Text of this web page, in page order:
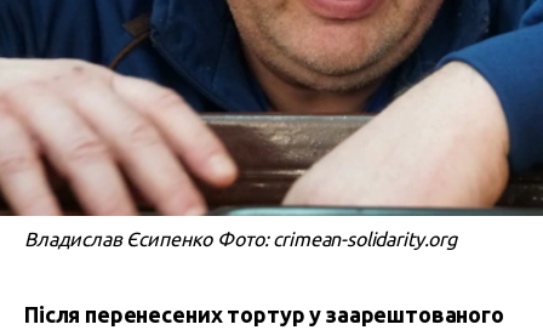
Владислав Єсипенко Фото: crimean-solidarity.org
Після перенесених тортур у заарештованого